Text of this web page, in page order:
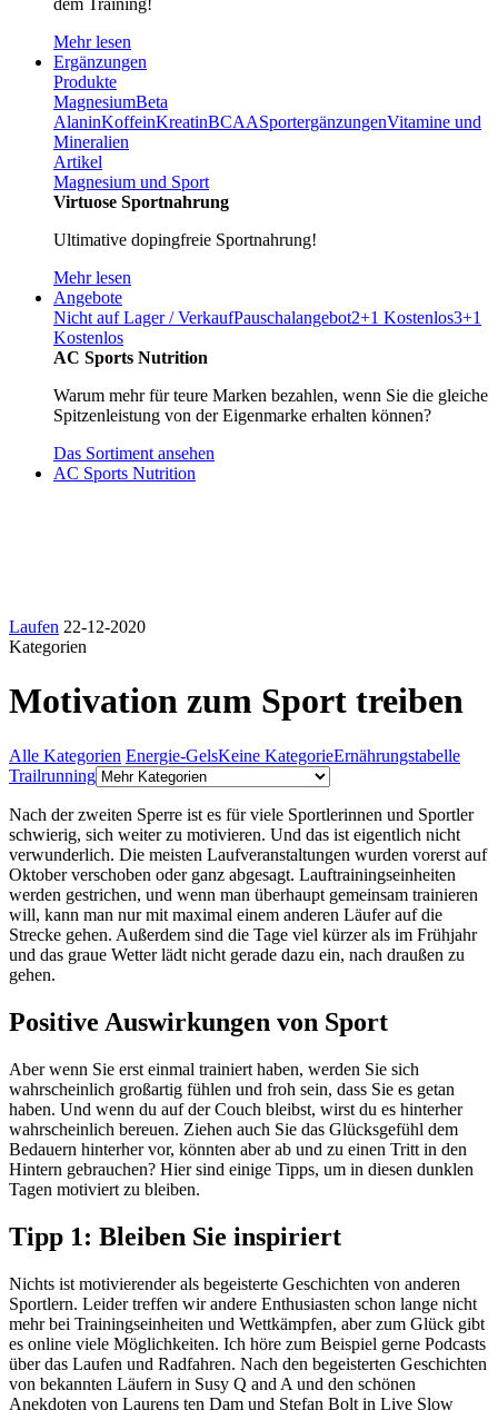
dem Training!
Mehr lesen
Ergänzungen
Produkte
MagnesiumBeta
AlaninKoffeinKreatinBCAASportergänzungenVitamine und
Mineralien
Artikel
Magnesium und Sport
Virtuose Sportnahrung
Ultimative dopingfreie Sportnahrung!
Mehr lesen
Angebote
Nicht auf Lager / VerkaufPauschalangebot2+1 Kostenlos3+1
Kostenlos
AC Sports Nutrition
Warum mehr für teure Marken bezahlen, wenn Sie die gleiche
Spitzenleistung von der Eigenmarke erhalten können?
Das Sortiment ansehen
AC Sports Nutrition
Laufen 22-12-2020
Kategorien
Motivation zum Sport treiben
Alle Kategorien Energie-GelsKeine KategorieErnährungstabelle
Trailrunning
Nach der zweiten Sperre ist es für viele Sportlerinnen und Sportler
schwierig, sich weiter zu motivieren. Und das ist eigentlich nicht
verwunderlich. Die meisten Laufveranstaltungen wurden vorerst auf
Oktober verschoben oder ganz abgesagt. Lauftrainingseinheiten
werden gestrichen, und wenn man überhaupt gemeinsam trainieren
will, kann man nur mit maximal einem anderen Läufer auf die
Strecke gehen. Außerdem sind die Tage viel kürzer als im Frühjahr
und das graue Wetter lädt nicht gerade dazu ein, nach draußen zu
gehen.
Positive Auswirkungen von Sport
Aber wenn Sie erst einmal trainiert haben, werden Sie sich
wahrscheinlich großartig fühlen und froh sein, dass Sie es getan
haben. Und wenn du auf der Couch bleibst, wirst du es hinterher
wahrscheinlich bereuen. Ziehen auch Sie das Glücksgefühl dem
Bedauern hinterher vor, könnten aber ab und zu einen Tritt in den
Hintern gebrauchen? Hier sind einige Tipps, um in diesen dunklen
Tagen motiviert zu bleiben.
Tipp 1: Bleiben Sie inspiriert
Nichts ist motivierender als begeisterte Geschichten von anderen
Sportlern. Leider treffen wir andere Enthusiasten schon lange nicht
mehr bei Trainingseinheiten und Wettkämpfen, aber zum Glück gibt
es online viele Möglichkeiten. Ich höre zum Beispiel gerne Podcasts
über das Laufen und Radfahren. Nach den begeisterten Geschichten
von bekannten Läufern in Susy Q and A und den schönen
Anekdoten von Laurens ten Dam und Stefan Bolt in Live Slow